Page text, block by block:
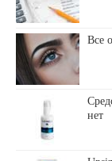
Все
нет